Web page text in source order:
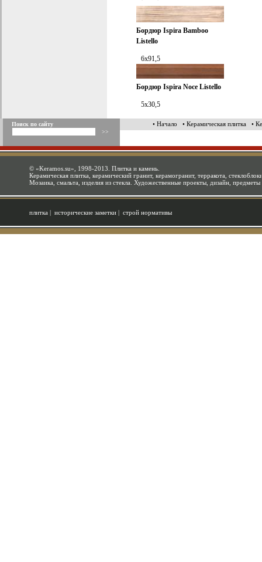
Бордюр Ispira Bamboo
Listello
6x91,5
Бордюр Ispira Noce Listello
5x30,5
Поиск по сайту • Начало • Керамическая плитка •
© «Keramos.su» , 1998-2013. Плитка и камень.
Керамическая плитка, керамический гранит, керамогранит, терракота,
Мозаика, смальта, изделия из стекла. Художественные проекты, дизайн, предметы
плитка | исторические заметки | строй нормативы